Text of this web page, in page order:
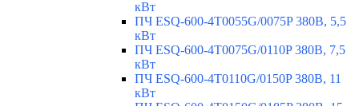
кВт
ПЧ ESQ-600-4T0055G/0075P 380В, 5,5
кВт
ПЧ ESQ-600-4T0075G/0110P 380В, 7,5
кВт
ПЧ ESQ-600-4T0110G/0150P 380В, 11
кВт